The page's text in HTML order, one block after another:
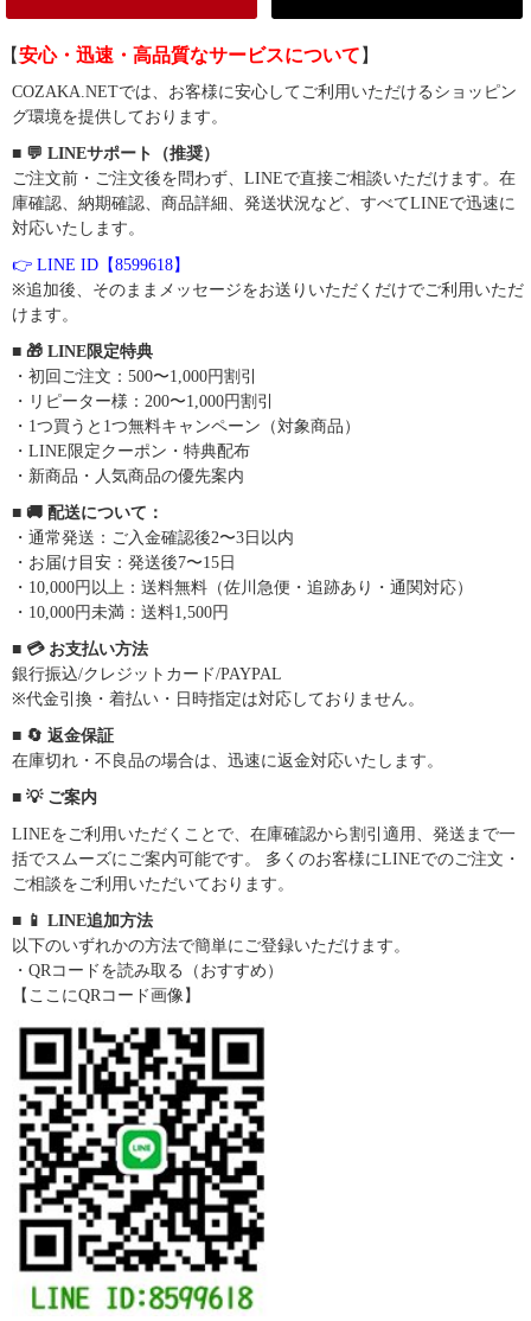
【安心・迅速・高品質なサービスについて 】
COZAKA.NETでは、お客様に安心してご利用いただけるショッピン
グ環境を提供しております。
■ 💬 LINEサポート（推奨）
ご注文前・ご注文後を問わず、LINEで直接ご相談いただけます。在
庫確認、納期確認、商品詳細、発送状況など、すべてLINEで迅速に
対応いたします。
👉 LINE ID【8599618】
※追加後、そのままメッセージをお送りいただくだけでご利用いただ
けます。
■ 🎁 LINE限定特典
・初回ご注文：500〜1,000円割引
・リピーター様：200〜1,000円割引
・1つ買うと1つ無料キャンペーン（対象商品）
・LINE限定クーポン・特典配布
・新商品・人気商品の優先案内
■ 🚚 配送について：
・通常発送：ご入金確認後2〜3日以内
・お届け目安：発送後7〜15日
・10,000円以上：送料無料（佐川急便・追跡あり・通関対応）
・10,000円未満：送料1,500円
■ 💳 お支払い方法
銀行振込/クレジットカード/PAYPAL
※代金引換・着払い・日時指定は対応しておりません。
■ 🔄 返金保証
在庫切れ・不良品の場合は、迅速に返金対応いたします。
■ 💡 ご案内
LINEをご利用いただくことで、在庫確認から割引適用、発送まで一
括でスムーズにご案内可能です。 多くのお客様にLINEでのご注文・
ご相談をご利用いただいております。
■ 📱 LINE追加方法
以下のいずれかの方法で簡単にご登録いただけます。
・QRコードを読み取る（おすすめ）
【ここにQRコード画像】